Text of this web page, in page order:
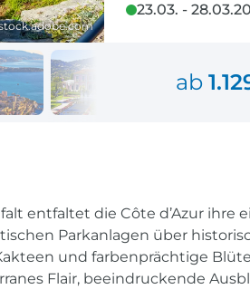
auf einen Blick
23.03. -
ab
entfaltet die Côte d’Azur ihre
Parkanlagen über
und farbenprächtige
Flair, beeindruckende